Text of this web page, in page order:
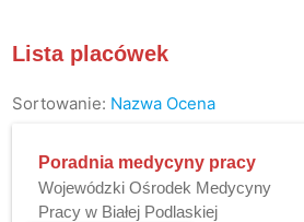
Lista placówek
Sortowanie: Nazwa Ocena
Poradnia medycyny pracy
Wojewódzki Ośrodek Medycyny
Pracy w Białej Podlaskiej